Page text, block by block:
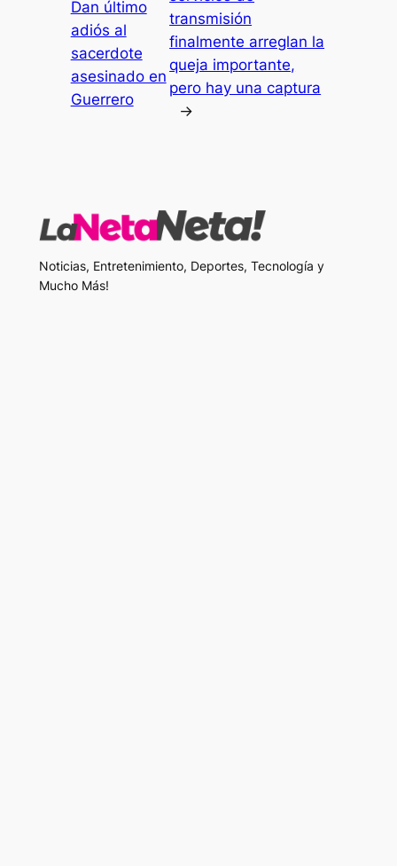
Dan último
adiós al
sacerdote
asesinado en
Guerrero
transmisión
finalmente arreglan la
queja importante,
pero hay una captura
→
Noticias, Entretenimiento, Deportes, Tecnología y
Mucho Más!